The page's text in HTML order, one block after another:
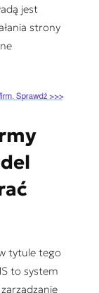
jest
strony
tytule tego
to system